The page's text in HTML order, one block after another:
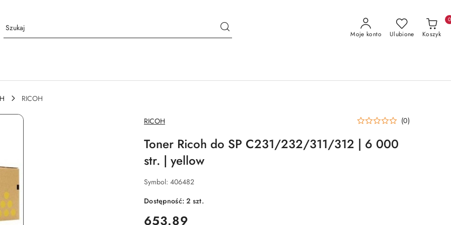
Moje konto Ulubione Koszyk
0
RICOH
NAZWA
PRODUCENTA:
RICOH (0)
Toner Ricoh do SP C231/232/311/312 | 6 000
str. | yellow
Symbol: 406482
Dostępność:2 szt.
cena:
653.89